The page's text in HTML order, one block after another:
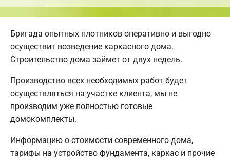
Бригада опытных плотников оперативно и выгодно
осуществит возведение каркасного дома.
Строительство дома займет от двух недель.
Производство всех необходимых работ будет
осуществляться на участке клиента, мы не
производим уже полностью готовые
домокомплекты.
Информацию о стоимости современного дома,
тарифы на устройство фундамента, каркас и прочие